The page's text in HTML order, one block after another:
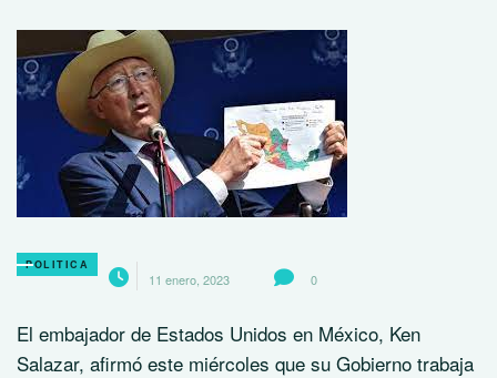
POLITICA
11 enero, 2023 0
El embajador de Estados Unidos en México, Ken
Salazar, afirmó este miércoles que su Gobierno trabaja